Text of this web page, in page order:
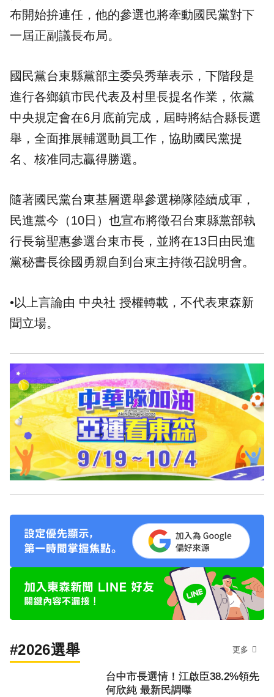
布開始拚連任，他的參選也將牽動國民黨對下
一屆正副議長布局。
國民黨台東縣黨部主委吳秀華表示，下階段是
進行各鄉鎮市民代表及村里長提名作業，依黨
中央規定會在6月底前完成，屆時將結合縣長選
舉，全面推展輔選動員工作，協助國民黨提
名、核准同志贏得勝選。
隨著國民黨台東基層選舉參選梯隊陸續成軍，
民進黨今（10日）也宣布將徵召台東縣黨部執
行長翁聖惠參選台東市長，並將在13日由民進
黨秘書長徐國勇親自到台東主持徵召說明會。
•以上言論由 中央社 授權轉載，不代表東森新
聞立場。
#2026選舉 更多
台中市長選情！江啟臣38.2%領先
何欣純 最新民調曝